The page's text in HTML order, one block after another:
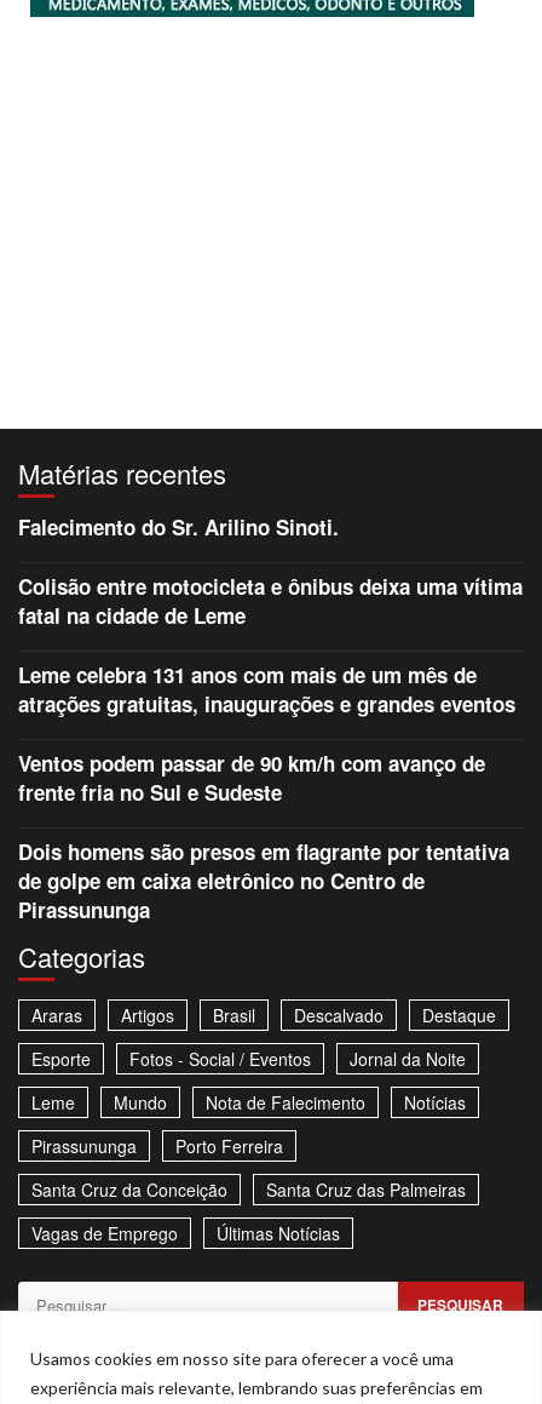
Usamos cookies em nosso site para oferecer a você uma
experiência mais relevante, lembrando suas preferências em
Matérias recentes
Falecimento do Sr. Arilino Sinoti.
Colisão entre motocicleta e ônibus deixa uma vítima
fatal na cidade de Leme
Leme celebra 131 anos com mais de um mês de
atrações gratuitas, inaugurações e grandes eventos
Ventos podem passar de 90 km/h com avanço de
frente fria no Sul e Sudeste
Dois homens são presos em flagrante por tentativa
de golpe em caixa eletrônico no Centro de
Pirassununga
Categorias
Araras Artigos Brasil Descalvado
Destaque
Esporte
Fotos - Social / Eventos
Jornal da Noite
Leme
Mundo Nota de Falecimento
Notícias
Pirassununga
Porto Ferreira
Santa Cruz da Conceição
Santa Cruz das Palmeiras
Vagas de Emprego
Últimas Notícias
Pesquisar
Sitemap Política de Privacidade Contato
Stories